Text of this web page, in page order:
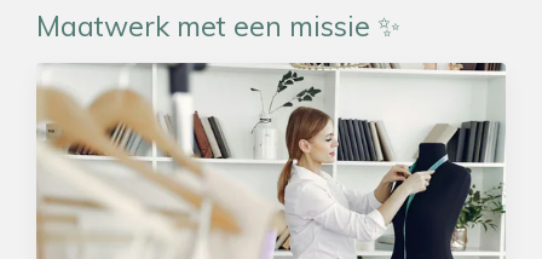
Maatwerk met een missie ✨